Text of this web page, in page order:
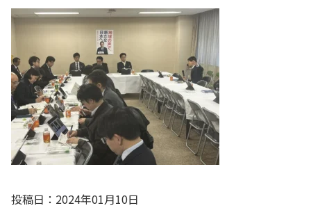
投稿日：2024年01月10日